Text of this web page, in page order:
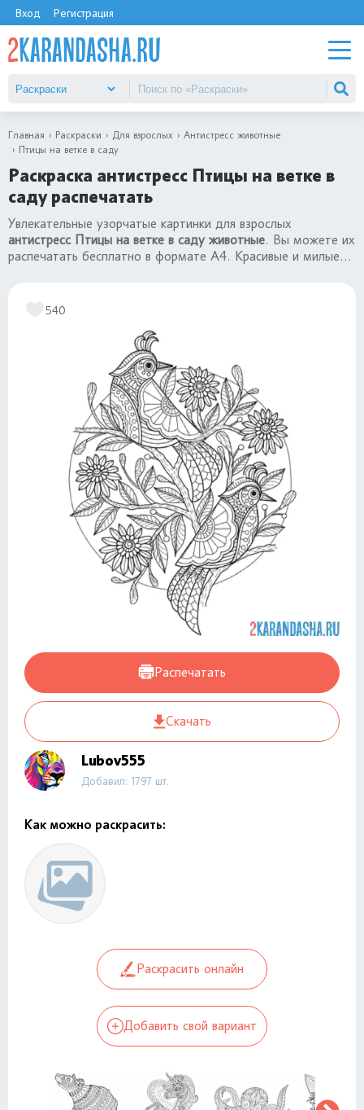
Вход Регистрация
Главная Раскраски Для взрослых
Антистресс животные
Птицы на ветке в саду
Раскраска антистресс Птицы на ветке в
саду распечатать
Увлекательные узорчатые картинки для взрослых
антистресс Птицы на ветке в саду животные. Вы можете их
распечатать бесплатно в формате А4. Красивые и милые
540
Распечатать
Скачать
Lubov555
Добавил: 1797 шт.
Как можно раскрасить:
Раскрасить онлайн
Добавить свой вариант